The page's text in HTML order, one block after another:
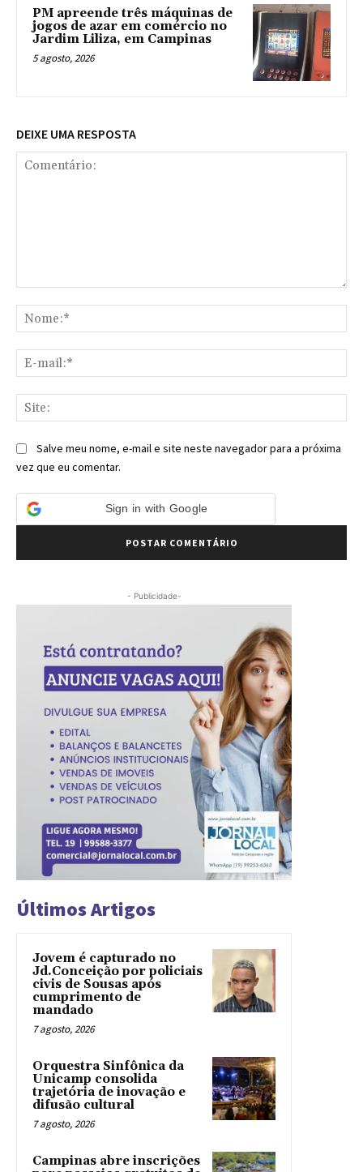
PM apreende três máquinas de
jogos de azar em comércio no
Jardim Liliza, em Campinas
5 agosto, 2026
DEIXE UMA RESPOSTA
Salve meu nome, e-mail e site neste navegador para a próxima
vez que eu comentar.
Sign in with Google
- Publicidade-
Últimos Artigos
Jovem é capturado no
Jd.Conceição por policiais
civis de Sousas após
cumprimento de
mandado
7 agosto, 2026
Orquestra Sinfônica da
Unicamp consolida
trajetória de inovação e
difusão cultural
7 agosto, 2026
Campinas abre inscrições